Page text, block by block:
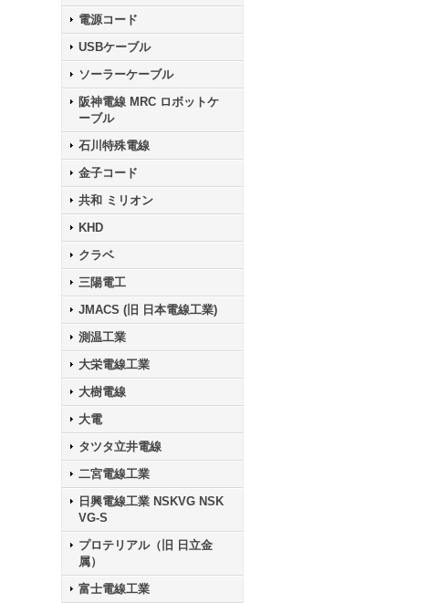
電源コード
USBケーブル
ソーラーケーブル
阪神電線 MRC ロボットケ
ーブル
石川特殊電線
金子コード
共和 ミリオン
KHD
クラベ
三陽電工
JMACS (旧 日本電線工業)
測温工業
大栄電線工業
大樹電線
大電
タツタ立井電線
二宮電線工業
日興電線工業 NSKVG NSK
VG-S
プロテリアル（旧 日立金
属）
富士電線工業